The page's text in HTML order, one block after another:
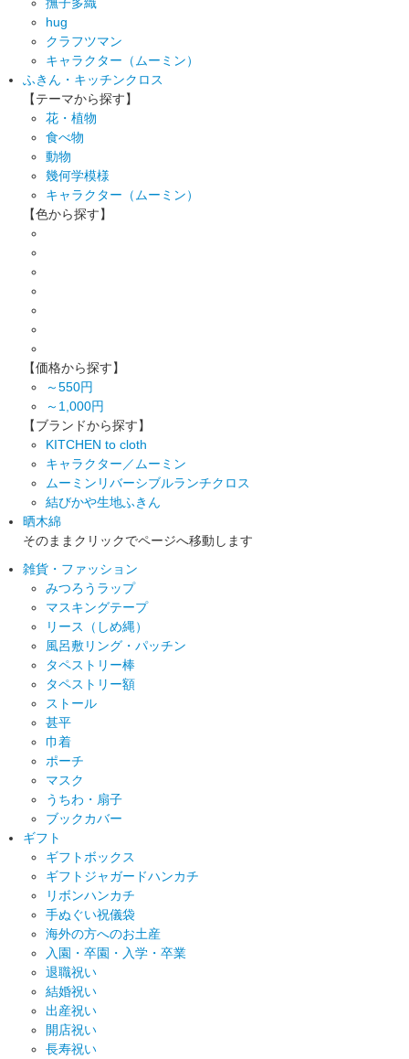
hug
クラフツマン
キャラクター（ムーミン）
ふきん・キッチンクロス
【テーマから探す】
花・植物
食べ物
動物
幾何学模様
キャラクター（ムーミン）
【色から探す】
【価格から探す】
～550円
～1,000円
【ブランドから探す】
KITCHEN to cloth
キャラクター／ムーミン
ムーミンリバーシブルランチクロス
結びかや生地ふきん
晒木綿
そのままクリックでページへ移動します
雑貨・ファッション
みつろうラップ
マスキングテープ
リース（しめ縄）
風呂敷リング・パッチン
タペストリー棒
タペストリー額
ストール
甚平
巾着
ポーチ
マスク
うちわ・扇子
ブックカバー
ギフト
ギフトボックス
ギフトジャガードハンカチ
リボンハンカチ
手ぬぐい祝儀袋
海外の方へのお土産
入園・卒園・入学・卒業
退職祝い
結婚祝い
出産祝い
開店祝い
長寿祝い